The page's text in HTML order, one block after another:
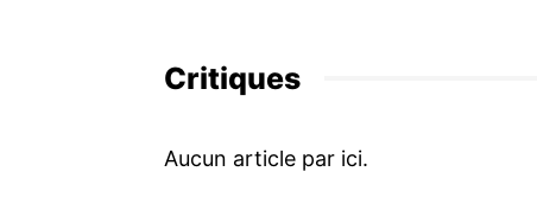
Critiques